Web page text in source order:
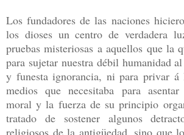
Los fundadores de las naciones
los dioses un centro de verdadera
pruebas misteriosas a aquellos que la
para sujetar nuestra débil humanidad
y funesta ignorancia, ni para privar á
medios que necesitaba para asentar
moral y la fuerza de su principio
tratado de sostener algunos
religiosos de la antigüedad, sino que